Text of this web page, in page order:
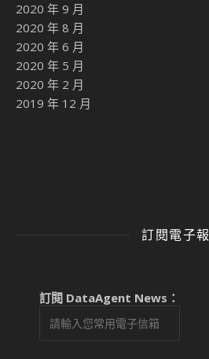
2020 年 9 月
2020 年 8 月
2020 年 6 月
2020 年 5 月
2020 年 2 月
2019 年 12 月
訂閱電子報
訂閱 DataAgent News：